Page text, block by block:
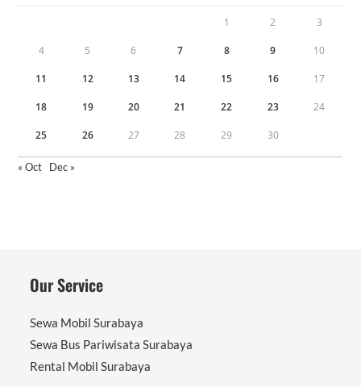
1 2 3
4 5 6 7 8 9 10
11 12 13 14 15 16 17
18 19 20 21 22 23 24
25 26 27 28 29 30
« Oct Dec »
Our Service
Sewa Mobil Surabaya
Sewa Bus Pariwisata Surabaya
Rental Mobil Surabaya